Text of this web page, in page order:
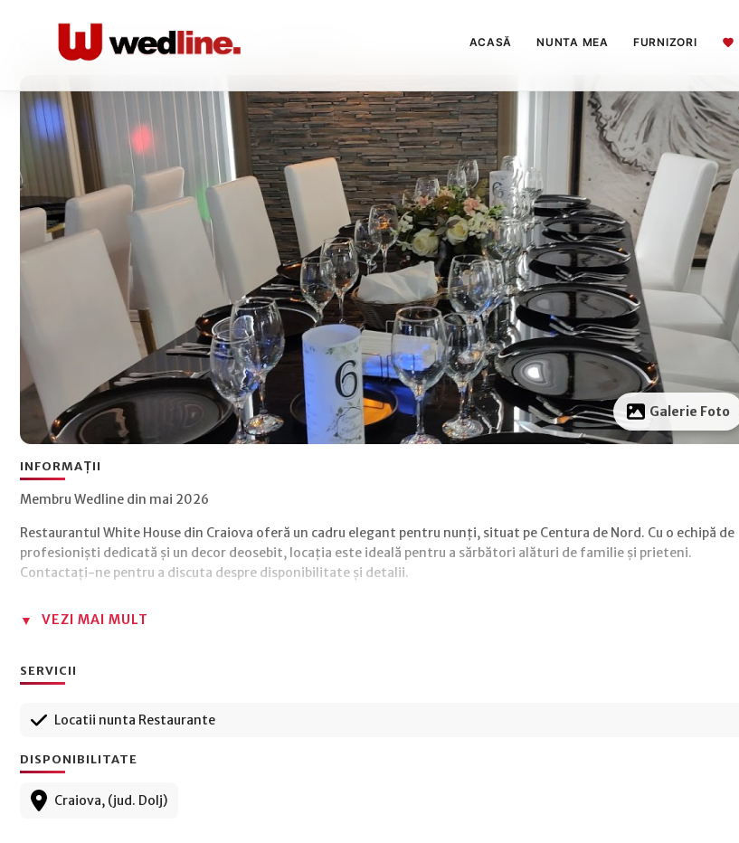
ACASĂ NUNTA MEA FURNIZORI
/ Locatii nunta Restaurante
Galerie Foto
INFORMAȚII
Membru Wedline din mai 2026
Restaurantul White House din Craiova oferă un cadru elegant pentru nunți, situat pe Centura de Nord. Cu o echipă de
profesioniști dedicată și un decor deosebit, locația este ideală pentru a sărbători alături de familie și prieteni.
Contactați-ne pentru a discuta despre disponibilitate și detalii.
VEZI MAI MULT
SERVICII
Locatii nunta Restaurante
DISPONIBILITATE
Craiova, (jud. Dolj)